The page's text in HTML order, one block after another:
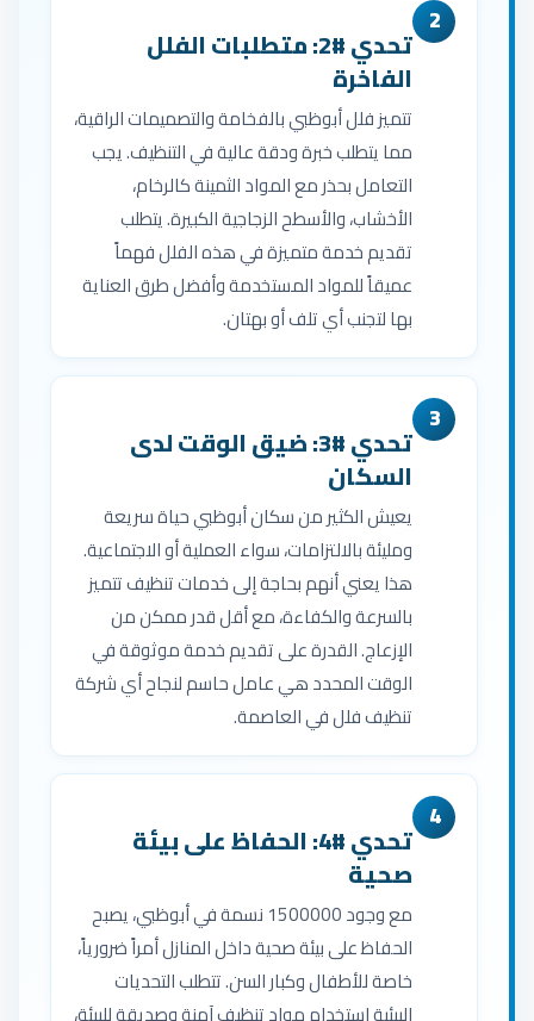
2
تحدي #2: متطلبات الفلل
الفاخرة
تتميز فلل أبوظبي بالفخامة والتصميمات الراقية،
مما يتطلب خبرة ودقة عالية في التنظيف. يجب
التعامل بحذر مع المواد الثمينة كالرخام،
الأخشاب، والأسطح الزجاجية الكبيرة. يتطلب
تقديم خدمة متميزة في هذه الفلل فهماً
عميقاً للمواد المستخدمة وأفضل طرق العناية
بها لتجنب أي تلف أو بهتان.
3
تحدي #3: ضيق الوقت لدى
السكان
يعيش الكثير من سكان أبوظبي حياة سريعة
ومليئة بالالتزامات، سواء العملية أو الاجتماعية.
هذا يعني أنهم بحاجة إلى خدمات تنظيف تتميز
بالسرعة والكفاءة، مع أقل قدر ممكن من
الإزعاج. القدرة على تقديم خدمة موثوقة في
الوقت المحدد هي عامل حاسم لنجاح أي شركة
تنظيف فلل في العاصمة.
4
تحدي #4: الحفاظ على بيئة
صحية
مع وجود 1500000 نسمة في أبوظبي، يصبح
الحفاظ على بيئة صحية داخل المنازل أمراً ضرورياً،
خاصة للأطفال وكبار السن. تتطلب التحديات